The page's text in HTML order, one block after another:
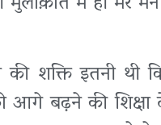
शक्ति इतनी थी
बढ़ने की शिक्षा